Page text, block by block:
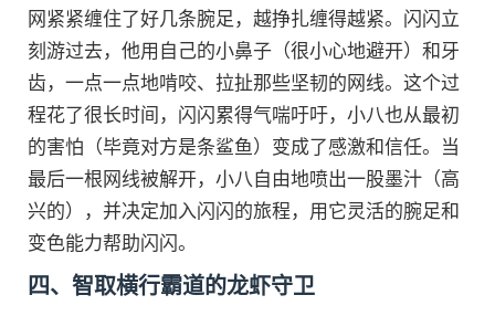
网紧紧缠住了好几条腕足，越挣扎缠得越紧。闪闪立
刻游过去，他用自己的小鼻子（很小心地避开）和牙
齿，一点一点地啃咬、拉扯那些坚韧的网线。这个过
程花了很长时间，闪闪累得气喘吁吁，小八也从最初
的害怕（毕竟对方是条鲨鱼）变成了感激和信任。当
最后一根网线被解开，小八自由地喷出一股墨汁（高
兴的），并决定加入闪闪的旅程，用它灵活的腕足和
变色能力帮助闪闪。
四、智取横行霸道的龙虾守卫